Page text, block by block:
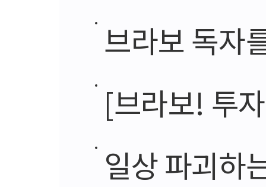
브라보 독자
[브라보! 투자
일상 파괴하